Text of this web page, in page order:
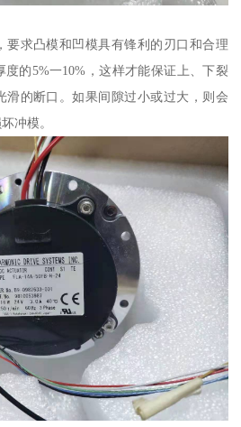
要求凸模和凹模具有锋利的刃口和合理
的5%一10%，这样才能保证上、下裂
滑的断口。如果间隙过小或过大，则会
冲模。